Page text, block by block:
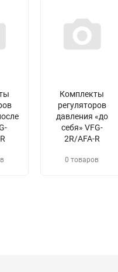
Комплекты
регуляторов
давления «до
себя» VFG-
2R/AFA-R
0 товаров